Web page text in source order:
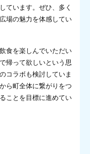
ています。ぜひ、多く
場の魅力を体感してい
食を楽しんでいただい
帰って欲しいという思
コラボも検討していま
ら町全体に繋がりをつ
ことを目標に進めてい